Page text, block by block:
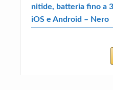
nitide, batteria fino a
iOS e Android – Nero